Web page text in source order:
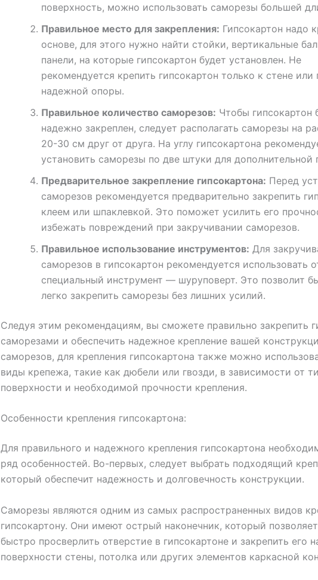
поверхность, можно использовать саморезы большей
Правильное место для закрепления: Гипсокартон надо
основе, для этого нужно найти стойки, вертикальные
панели, на которые гипсокартон будет установлен. Не
рекомендуется крепить гипсокартон только к стене или
надежной опоры.
Правильное количество саморезов: Чтобы гипсокартон
надежно закреплен, следует располагать саморезы на
20-30 см друг от друга. На углу гипсокартона
установить саморезы по две штуки для дополнительной
Предварительное закрепление гипсокартона: Перед
саморезов рекомендуется предварительно закрепить
клеем или шпаклевкой. Это поможет усилить его
избежать повреждений при закручивании саморезов.
Правильное использование инструментов: Для
саморезов в гипсокартон рекомендуется использовать
специальный инструмент — шуруповерт. Это позволит
легко закрепить саморезы без лишних усилий.
Следуя этим рекомендациям, вы сможете правильно закрепить
саморезами и обеспечить надежное крепление вашей
саморезов, для крепления гипсокартона также можно
виды крепежа, такие как дюбели или гвозди, в зависимости от
поверхности и необходимой прочности крепления.
Особенности крепления гипсокартона:
Для правильного и надежного крепления гипсокартона
ряд особенностей. Во-первых, следует выбрать подходящий
который обеспечит надежность и долговечность конструкции.
Саморезы являются одним из самых распространенных видов
гипсокартону. Они имеют острый наконечник, который
быстро просверлить отверстие в гипсокартоне и закрепить его
поверхности стены, потолка или других элементов каркасной